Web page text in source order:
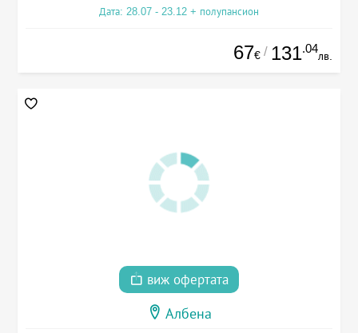
Дата: 28.07 - 23.12 + полупансион
67€ / 131.04
лв.
виж офертата
Албена